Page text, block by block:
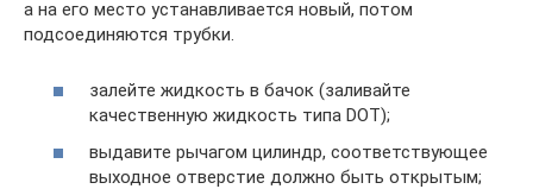
а на его место устанавливается новый, потом
подсоединяются трубки.
залейте жидкость в бачок (заливайте
качественную жидкость типа DOT);
выдавите рычагом цилиндр, соответствующее
выходное отверстие должно быть открытым;